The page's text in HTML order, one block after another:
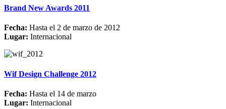
Brand New Awards 2011
Fecha: Hasta el 2 de marzo de 2012
Lugar: Internacional
Wif Design Challenge 2012
Fecha: Hasta el 14 de marzo
Lugar: Internacional